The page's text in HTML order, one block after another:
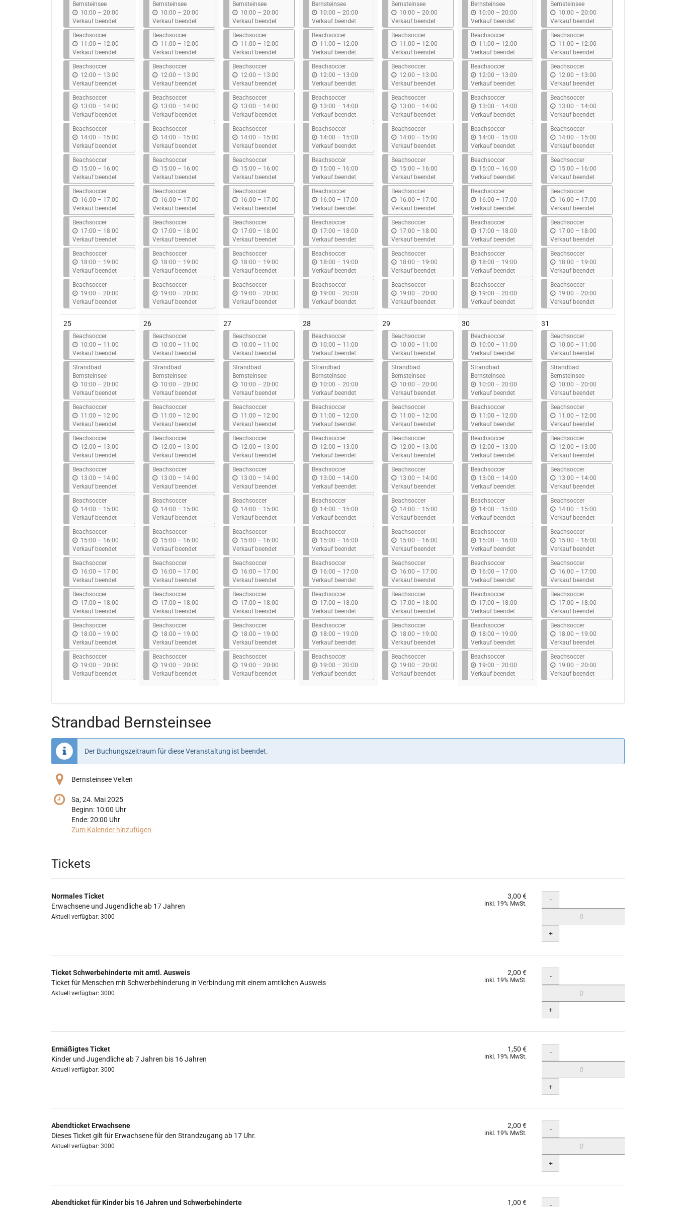
Bernsteinsee
10:00 – b
i
s
20:00
Verkauf beendet
Beachsoccer
11:00 – b
i
s
12:00
Verkauf beendet
Beachsoccer
12:00 – b
i
s
13:00
Verkauf beendet
Beachsoccer
13:00 – b
i
s
14:00
Verkauf beendet
Beachsoccer
14:00 – b
i
s
15:00
Verkauf beendet
Beachsoccer
15:00 – b
i
s
16:00
Verkauf beendet
Beachsoccer
16:00 – b
i
s
17:00
Verkauf beendet
Beachsoccer
17:00 – b
i
s
18:00
Verkauf beendet
Beachsoccer
18:00 – b
i
s
19:00
Verkauf beendet
Beachsoccer
19:00 – b
i
s
20:00
Verkauf beendet
Bernsteinsee
10:00 – b
i
s
20:00
Verkauf beendet
Beachsoccer
11:00 – b
i
s
12:00
Verkauf beendet
Beachsoccer
12:00 – b
i
s
13:00
Verkauf beendet
Beachsoccer
13:00 – b
i
s
14:00
Verkauf beendet
Beachsoccer
14:00 – b
i
s
15:00
Verkauf beendet
Beachsoccer
15:00 – b
i
s
16:00
Verkauf beendet
Beachsoccer
16:00 – b
i
s
17:00
Verkauf beendet
Beachsoccer
17:00 – b
i
s
18:00
Verkauf beendet
Beachsoccer
18:00 – b
i
s
19:00
Verkauf beendet
Beachsoccer
19:00 – b
i
s
20:00
Verkauf beendet
Bernsteinsee
10:00 – b
i
s
20:00
Verkauf beendet
Beachsoccer
11:00 – b
i
s
12:00
Verkauf beendet
Beachsoccer
12:00 – b
i
s
13:00
Verkauf beendet
Beachsoccer
13:00 – b
i
s
14:00
Verkauf beendet
Beachsoccer
14:00 – b
i
s
15:00
Verkauf beendet
Beachsoccer
15:00 – b
i
s
16:00
Verkauf beendet
Beachsoccer
16:00 – b
i
s
17:00
Verkauf beendet
Beachsoccer
17:00 – b
i
s
18:00
Verkauf beendet
Beachsoccer
18:00 – b
i
s
19:00
Verkauf beendet
Beachsoccer
19:00 – b
i
s
20:00
Verkauf beendet
Bernsteinsee
10:00 – b
i
s
20:00
Verkauf beendet
Beachsoccer
11:00 – b
i
s
12:00
Verkauf beendet
Beachsoccer
12:00 – b
i
s
13:00
Verkauf beendet
Beachsoccer
13:00 – b
i
s
14:00
Verkauf beendet
Beachsoccer
14:00 – b
i
s
15:00
Verkauf beendet
Beachsoccer
15:00 – b
i
s
16:00
Verkauf beendet
Beachsoccer
16:00 – b
i
s
17:00
Verkauf beendet
Beachsoccer
17:00 – b
i
s
18:00
Verkauf beendet
Beachsoccer
18:00 – b
i
s
19:00
Verkauf beendet
Beachsoccer
19:00 – b
i
s
20:00
Verkauf beendet
Bernsteinsee
10:00 – b
i
s
20:00
Verkauf beendet
Beachsoccer
11:00 – b
i
s
12:00
Verkauf beendet
Beachsoccer
12:00 – b
i
s
13:00
Verkauf beendet
Beachsoccer
13:00 – b
i
s
14:00
Verkauf beendet
Beachsoccer
14:00 – b
i
s
15:00
Verkauf beendet
Beachsoccer
15:00 – b
i
s
16:00
Verkauf beendet
Beachsoccer
16:00 – b
i
s
17:00
Verkauf beendet
Beachsoccer
17:00 – b
i
s
18:00
Verkauf beendet
Beachsoccer
18:00 – b
i
s
19:00
Verkauf beendet
Beachsoccer
19:00 – b
i
s
20:00
Verkauf beendet
Bernsteinsee
10:00 – b
i
s
20:00
Verkauf beendet
Beachsoccer
11:00 – b
i
s
12:00
Verkauf beendet
Beachsoccer
12:00 – b
i
s
13:00
Verkauf beendet
Beachsoccer
13:00 – b
i
s
14:00
Verkauf beendet
Beachsoccer
14:00 – b
i
s
15:00
Verkauf beendet
Beachsoccer
15:00 – b
i
s
16:00
Verkauf beendet
Beachsoccer
16:00 – b
i
s
17:00
Verkauf beendet
Beachsoccer
17:00 – b
i
s
18:00
Verkauf beendet
Beachsoccer
18:00 – b
i
s
19:00
Verkauf beendet
Beachsoccer
19:00 – b
i
s
20:00
Verkauf beendet
Bernsteinsee
10:00 – b
i
s
20:00
Verkauf beendet
Beachsoccer
11:00 – b
i
s
12:00
Verkauf beendet
Beachsoccer
12:00 – b
i
s
13:00
Verkauf beendet
Beachsoccer
13:00 – b
i
s
14:00
Verkauf beendet
Beachsoccer
14:00 – b
i
s
15:00
Verkauf beendet
Beachsoccer
15:00 – b
i
s
16:00
Verkauf beendet
Beachsoccer
16:00 – b
i
s
17:00
Verkauf beendet
Beachsoccer
17:00 – b
i
s
18:00
Verkauf beendet
Beachsoccer
18:00 – b
i
s
19:00
Verkauf beendet
Beachsoccer
19:00 – b
i
s
20:00
Verkauf beendet
25
Beachsoccer
10:00 – b
i
s
11:00
Verkauf beendet
Strandbad
Bernsteinsee
10:00 – b
i
s
20:00
Verkauf beendet
Beachsoccer
11:00 – b
i
s
12:00
Verkauf beendet
Beachsoccer
12:00 – b
i
s
13:00
Verkauf beendet
Beachsoccer
13:00 – b
i
s
14:00
Verkauf beendet
Beachsoccer
14:00 – b
i
s
15:00
Verkauf beendet
Beachsoccer
15:00 – b
i
s
16:00
Verkauf beendet
Beachsoccer
16:00 – b
i
s
17:00
Verkauf beendet
Beachsoccer
17:00 – b
i
s
18:00
Verkauf beendet
Beachsoccer
18:00 – b
i
s
19:00
Verkauf beendet
Beachsoccer
19:00 – b
i
s
20:00
Verkauf beendet
26
Beachsoccer
10:00 – b
i
s
11:00
Verkauf beendet
Strandbad
Bernsteinsee
10:00 – b
i
s
20:00
Verkauf beendet
Beachsoccer
11:00 – b
i
s
12:00
Verkauf beendet
Beachsoccer
12:00 – b
i
s
13:00
Verkauf beendet
Beachsoccer
13:00 – b
i
s
14:00
Verkauf beendet
Beachsoccer
14:00 – b
i
s
15:00
Verkauf beendet
Beachsoccer
15:00 – b
i
s
16:00
Verkauf beendet
Beachsoccer
16:00 – b
i
s
17:00
Verkauf beendet
Beachsoccer
17:00 – b
i
s
18:00
Verkauf beendet
Beachsoccer
18:00 – b
i
s
19:00
Verkauf beendet
Beachsoccer
19:00 – b
i
s
20:00
Verkauf beendet
27
Beachsoccer
10:00 – b
i
s
11:00
Verkauf beendet
Strandbad
Bernsteinsee
10:00 – b
i
s
20:00
Verkauf beendet
Beachsoccer
11:00 – b
i
s
12:00
Verkauf beendet
Beachsoccer
12:00 – b
i
s
13:00
Verkauf beendet
Beachsoccer
13:00 – b
i
s
14:00
Verkauf beendet
Beachsoccer
14:00 – b
i
s
15:00
Verkauf beendet
Beachsoccer
15:00 – b
i
s
16:00
Verkauf beendet
Beachsoccer
16:00 – b
i
s
17:00
Verkauf beendet
Beachsoccer
17:00 – b
i
s
18:00
Verkauf beendet
Beachsoccer
18:00 – b
i
s
19:00
Verkauf beendet
Beachsoccer
19:00 – b
i
s
20:00
Verkauf beendet
28
Beachsoccer
10:00 – b
i
s
11:00
Verkauf beendet
Strandbad
Bernsteinsee
10:00 – b
i
s
20:00
Verkauf beendet
Beachsoccer
11:00 – b
i
s
12:00
Verkauf beendet
Beachsoccer
12:00 – b
i
s
13:00
Verkauf beendet
Beachsoccer
13:00 – b
i
s
14:00
Verkauf beendet
Beachsoccer
14:00 – b
i
s
15:00
Verkauf beendet
Beachsoccer
15:00 – b
i
s
16:00
Verkauf beendet
Beachsoccer
16:00 – b
i
s
17:00
Verkauf beendet
Beachsoccer
17:00 – b
i
s
18:00
Verkauf beendet
Beachsoccer
18:00 – b
i
s
19:00
Verkauf beendet
Beachsoccer
19:00 – b
i
s
20:00
Verkauf beendet
29
Beachsoccer
10:00 – b
i
s
11:00
Verkauf beendet
Strandbad
Bernsteinsee
10:00 – b
i
s
20:00
Verkauf beendet
Beachsoccer
11:00 – b
i
s
12:00
Verkauf beendet
Beachsoccer
12:00 – b
i
s
13:00
Verkauf beendet
Beachsoccer
13:00 – b
i
s
14:00
Verkauf beendet
Beachsoccer
14:00 – b
i
s
15:00
Verkauf beendet
Beachsoccer
15:00 – b
i
s
16:00
Verkauf beendet
Beachsoccer
16:00 – b
i
s
17:00
Verkauf beendet
Beachsoccer
17:00 – b
i
s
18:00
Verkauf beendet
Beachsoccer
18:00 – b
i
s
19:00
Verkauf beendet
Beachsoccer
19:00 – b
i
s
20:00
Verkauf beendet
30
Beachsoccer
10:00 – b
i
s
11:00
Verkauf beendet
Strandbad
Bernsteinsee
10:00 – b
i
s
20:00
Verkauf beendet
Beachsoccer
11:00 – b
i
s
12:00
Verkauf beendet
Beachsoccer
12:00 – b
i
s
13:00
Verkauf beendet
Beachsoccer
13:00 – b
i
s
14:00
Verkauf beendet
Beachsoccer
14:00 – b
i
s
15:00
Verkauf beendet
Beachsoccer
15:00 – b
i
s
16:00
Verkauf beendet
Beachsoccer
16:00 – b
i
s
17:00
Verkauf beendet
Beachsoccer
17:00 – b
i
s
18:00
Verkauf beendet
Beachsoccer
18:00 – b
i
s
19:00
Verkauf beendet
Beachsoccer
19:00 – b
i
s
20:00
Verkauf beendet
31
Beachsoccer
10:00 – b
i
s
11:00
Verkauf beendet
Strandbad
Bernsteinsee
10:00 – b
i
s
20:00
Verkauf beendet
Beachsoccer
11:00 – b
i
s
12:00
Verkauf beendet
Beachsoccer
12:00 – b
i
s
13:00
Verkauf beendet
Beachsoccer
13:00 – b
i
s
14:00
Verkauf beendet
Beachsoccer
14:00 – b
i
s
15:00
Verkauf beendet
Beachsoccer
15:00 – b
i
s
16:00
Verkauf beendet
Beachsoccer
16:00 – b
i
s
17:00
Verkauf beendet
Beachsoccer
17:00 – b
i
s
18:00
Verkauf beendet
Beachsoccer
18:00 – b
i
s
19:00
Verkauf beendet
Beachsoccer
19:00 – b
i
s
20:00
Verkauf beendet
Strandbad Bernsteinsee
Der Buchungszeitraum für diese Veranstaltung ist beendet.
Bernsteinsee Velten
Sa, 24. Mai 2025
Beginn: 10:00 Uhr
Ende:20:00 Uhr
Zum Kalender hinzufügen
Produkte
Tickets
Normales Ticket
Erwachsene und Jugendliche ab 17 Jahren
Aktuell verfügbar: 3000
3,00 €
inkl. 19% MwSt. Menge
-
+
Ticket Schwerbehinderte mit amtl. Ausweis
Ticket für Menschen mit Schwerbehinderung in Verbindung mit einem amtlichen Ausweis
Aktuell verfügbar: 3000
2,00 €
inkl. 19% MwSt. Menge
-
+
Ermäßigtes Ticket
Kinder und Jugendliche ab 7 Jahren bis 16 Jahren
Aktuell verfügbar: 3000
1,50 €
inkl. 19% MwSt. Menge
-
+
Abendticket Erwachsene
Dieses Ticket gilt für Erwachsene für den Strandzugang ab 17 Uhr.
Aktuell verfügbar: 3000
2,00 €
inkl. 19% MwSt. Menge
-
+
Abendticket für Kinder bis 16 Jahren und Schwerbehinderte 1,00 € Menge